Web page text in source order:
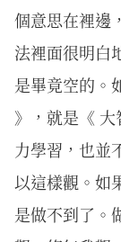
個意思在裡邊
法裡面很明白
是畢竟空的。
》，就是《
力學習，也並
以這樣觀。如
是做不到了。